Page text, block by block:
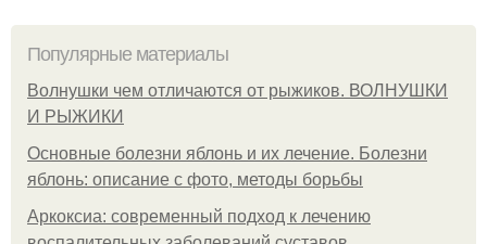
Популярные материалы
Волнушки чем отличаются от рыжиков. ВОЛНУШКИ
И РЫЖИКИ
Основные болезни яблонь и их лечение. Болезни
яблонь: описание с фото, методы борьбы
Аркоксиа: современный подход к лечению